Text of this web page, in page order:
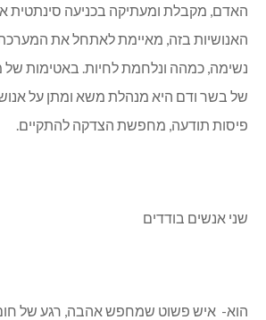
האדם, מקבלת ומעתיקה בכניעה סינתטית
האנושיות בזה, מאיימת לאתחל את
נשימה, כמהה ונלחמת לחיות. באטימות של
של בשר ודם היא מנהלת משא ומתן על
פיסות תודעה, מחפשת הצדקה להתקיים.
שני אנשים בודדים
הוא- איש פשוט שמחפש אהבה, רגע של